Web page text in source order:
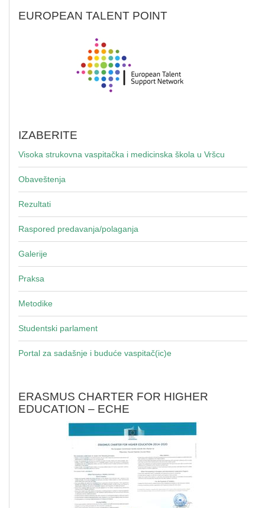
EUROPEAN TALENT POINT
IZABERITE
Visoka strukovna vaspitačka i medicinska škola u Vršcu
Obaveštenja
Rezultati
Raspored predavanja/polaganja
Galerije
Praksa
Metodike
Studentski parlament
Portal za sadašnje i buduće vaspitač(ic)e
ERASMUS CHARTER FOR HIGHER
EDUCATION – ECHE